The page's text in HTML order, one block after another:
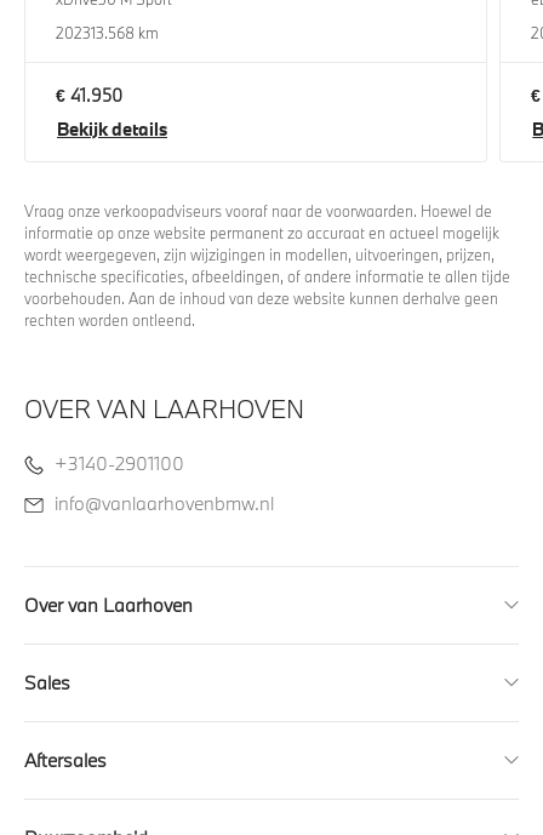
202313.568 km
€ 41.950
Bekijk details
Vraag onze verkoopadviseurs vooraf naar de voorwaarden. Hoewel de
informatie op onze website permanent zo accuraat en actueel mogelijk
wordt weergegeven, zijn wijzigingen in modellen, uitvoeringen, prijzen,
technische specificaties, afbeeldingen, of andere informatie te allen tijde
voorbehouden. Aan de inhoud van deze website kunnen derhalve geen
rechten worden ontleend.
OVER VAN LAARHOVEN
+3140-2901100
info@vanlaarhovenbmw.nl
Over van Laarhoven
Sales
Aftersales